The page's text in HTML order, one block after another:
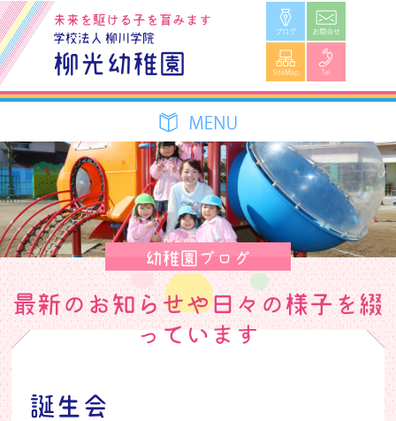
学校法人 柳川学院
柳光幼稚園
未来を駆ける子を育みます ブログ
SiteMap
幼稚園ブログ
最新のお知らせや日々の様子を綴
っています
誕生会